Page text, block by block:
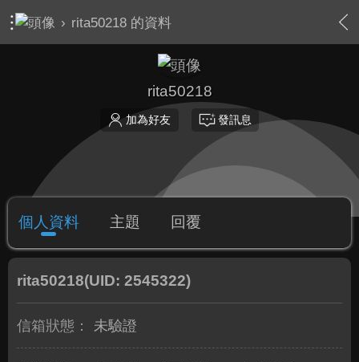
› rita50218 的資料
rita50218
加為好友 發訊息
個人資料 主題 回覆
rita50218(UID: 2545322)
信箱狀態： 未驗證